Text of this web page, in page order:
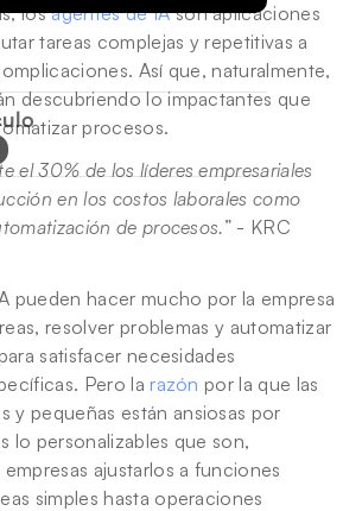
los agentes de IA son aplicaciones
tareas complejas y repetitivas a
Así que, naturalmente,
descubriendo lo impactantes que
procesos.
el 30% de los líderes empresariales
en los costos laborales como
de procesos.” - KRC
pueden hacer mucho por la empresa
resolver problemas y automatizar
satisfacer necesidades
Pero la razón por la que las
y pequeñas están ansiosas por
lo personalizables que son,
ajustarlos a funciones
simples hasta operaciones